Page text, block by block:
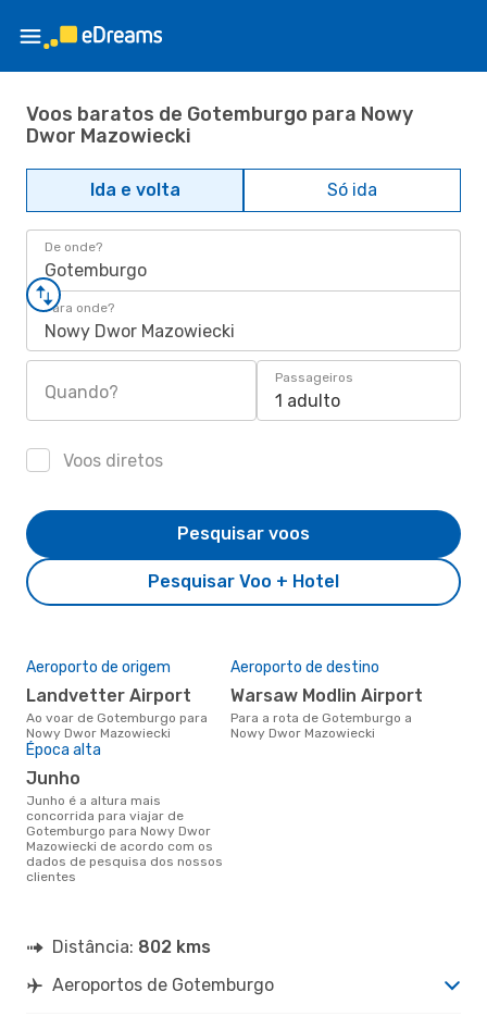
Voos baratos de Gotemburgo para Nowy
Dwor Mazowiecki
Ida e volta Só ida
De onde?
Gotemburgo
Para onde?
Nowy Dwor Mazowiecki
Quando?
Passageiros
1 adulto
Voos diretos
Pesquisar Voo + Hotel
Pesquisar voos
Aeroporto de origem
Landvetter Airport
Ao voar de Gotemburgo para
Nowy Dwor Mazowiecki
Aeroporto de destino
Warsaw Modlin Airport
Para a rota de Gotemburgo a
Nowy Dwor Mazowiecki
Época alta
junho
junho é a altura mais
concorrida para viajar de
Gotemburgo para Nowy Dwor
Mazowiecki de acordo com os
dados de pesquisa dos nossos
clientes
Distância: 802 kms
Aeroportos de Gotemburgo